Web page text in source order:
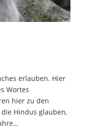
erlauben. Hier
Wortes
hier zu den
Hindus glauben,